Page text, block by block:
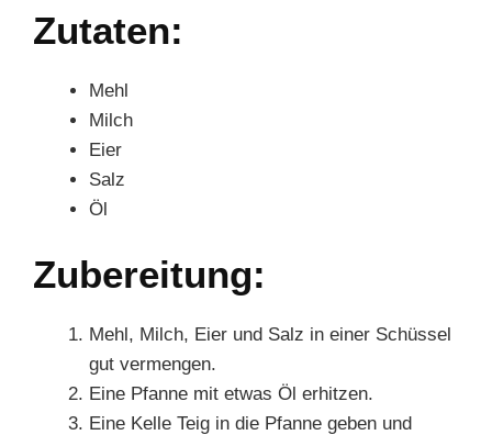
Zutaten:
Mehl
Milch
Eier
Salz
Öl
Zubereitung:
Mehl, Milch, Eier und Salz in einer Schüssel
gut vermengen.
Eine Pfanne mit etwas Öl erhitzen.
Eine Kelle Teig in die Pfanne geben und